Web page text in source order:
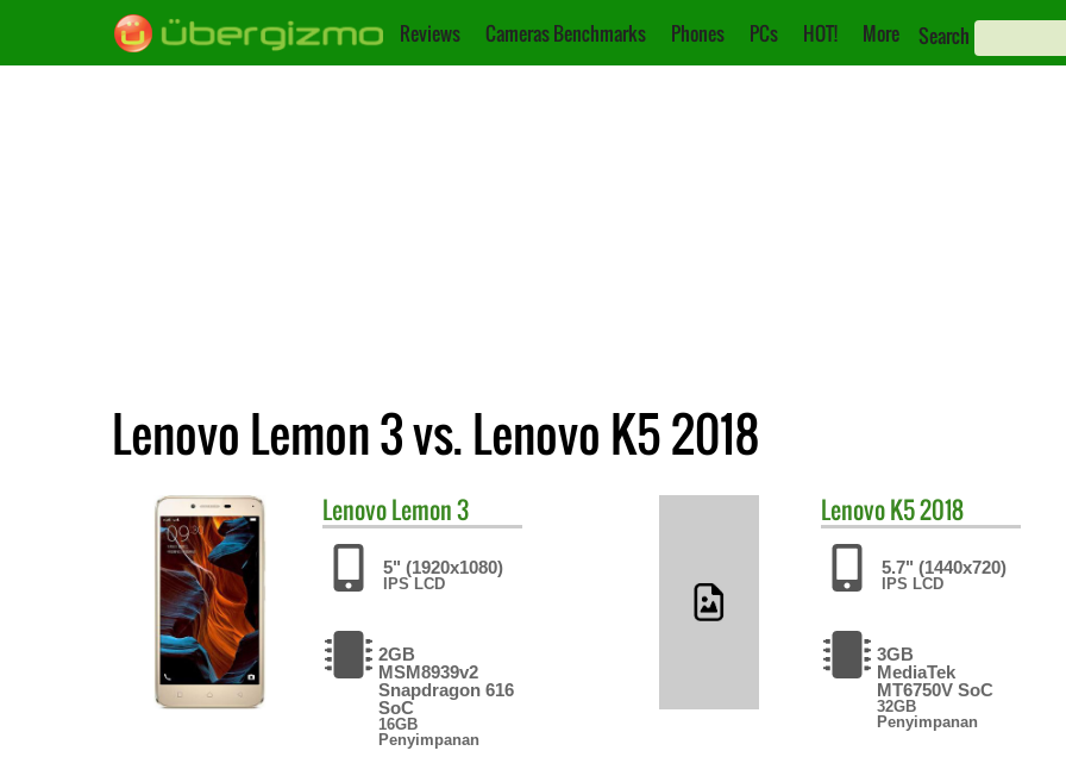
Reviews Cameras Benchmarks Phones PCs HOT! More Search
Lenovo Lemon 3 vs. Lenovo K5 2018
LenovoLemon 3
5" (1920x1080)
IPS LCD
2GB
MSM8939v2
Snapdragon 616
SoC
16GB
Penyimpanan
LenovoK5 2018
5.7" (1440x720)
IPS LCD
3GB
MediaTek
MT6750V SoC
32GB
Penyimpanan